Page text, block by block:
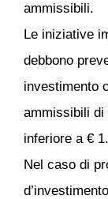
ammissibili.
Le iniziative
debbono
investimento
ammissibili di
inferiore a €
Nel caso di